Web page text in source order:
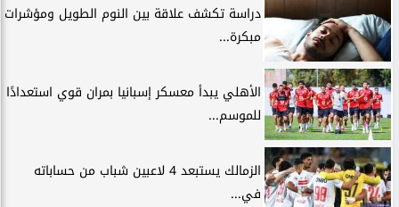
دراسة تكشف علاقة بين النوم الطويل ومؤشرات
مبكرة...
الأهلي يبدأ معسكر إسبانيا بمران قوي استعدادًا
للموسم...
الزمالك يستبعد 4 لاعبين شباب من حساباته
في...